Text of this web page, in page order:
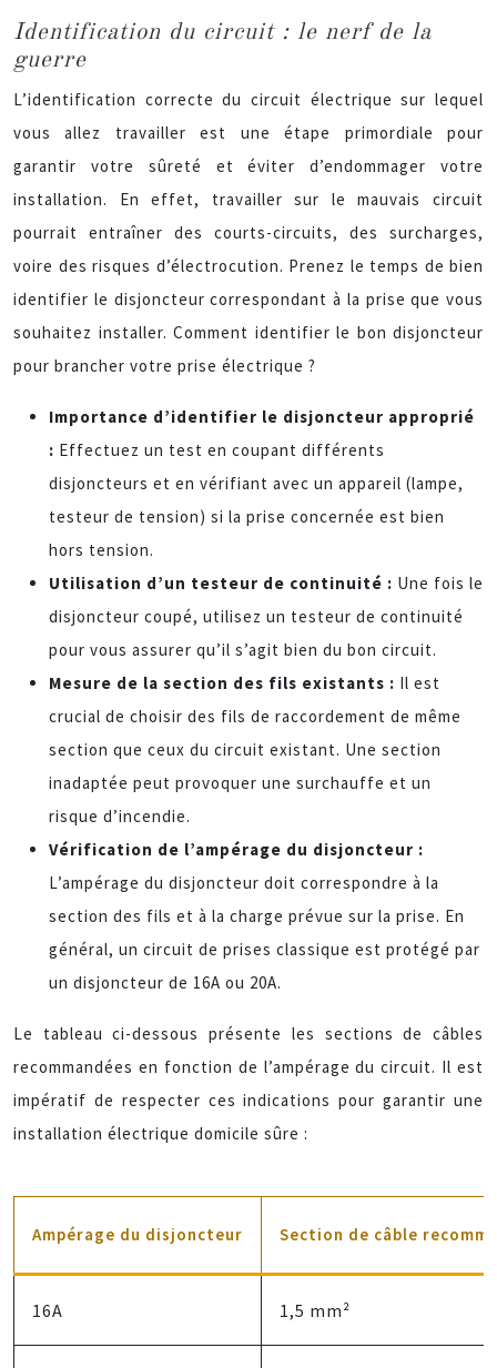
Identification du circuit : le nerf de la
guerre
L’identification correcte du circuit électrique sur lequel
vous allez travailler est une étape primordiale pour
garantir votre sûreté et éviter d’endommager votre
installation. En effet, travailler sur le mauvais circuit
pourrait entraîner des courts-circuits, des surcharges,
voire des risques d’électrocution. Prenez le temps de bien
identifier le disjoncteur correspondant à la prise que vous
souhaitez installer. Comment identifier le bon disjoncteur
pour brancher votre prise électrique ?
Importance d’identifier le disjoncteur approprié
: Effectuez un test en coupant différents
disjoncteurs et en vérifiant avec un appareil (lampe,
testeur de tension) si la prise concernée est bien
hors tension.
Utilisation d’un testeur de continuité : Une fois le
disjoncteur coupé, utilisez un testeur de continuité
pour vous assurer qu’il s’agit bien du bon circuit.
Mesure de la section des fils existants : Il est
crucial de choisir des fils de raccordement de même
section que ceux du circuit existant. Une section
inadaptée peut provoquer une surchauffe et un
risque d’incendie.
Vérification de l’ampérage du disjoncteur :
L’ampérage du disjoncteur doit correspondre à la
section des fils et à la charge prévue sur la prise. En
général, un circuit de prises classique est protégé par
un disjoncteur de 16A ou 20A.
Le tableau ci-dessous présente les sections de câbles
recommandées en fonction de l’ampérage du circuit. Il est
impératif de respecter ces indications pour garantir une
installation électrique domicile sûre :
Ampérage du disjoncteur Section de câble
16A 1,5 mm²